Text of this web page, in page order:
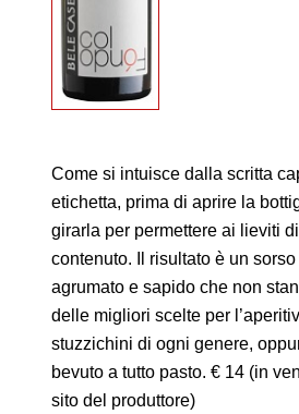
Come si intuisce dalla scritta
etichetta, prima di aprire la
girarla per permettere ai lieviti
contenuto. Il risultato è un
agrumato e sapido che non
delle migliori scelte per
stuzzichini di ogni genere,
bevuto a tutto pasto. € 14 (in
sito del produttore)